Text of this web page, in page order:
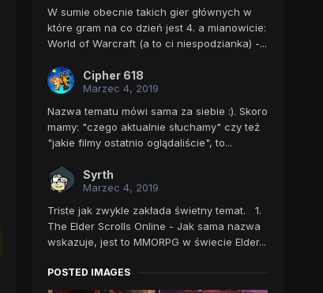
W sumie obecnie takich gier głównych w
które gram na co dzień jest 4. a mianowicie:
World of Warcraft (a to ci niespodzianka) -...
Cipher 618
Marzec 4, 2019
Nazwa tematu mówi sama za siebie :). Skoro
mamy: "czego aktualnie słuchamy" czy też
"jakie filmy ostatnio oglądaliście", to...
Syrth
Marzec 4, 2019
Triste jak zwykle zakłada świetny temat. 1.
The Elder Scrolls Online - Jak sama nazwa
wskazuje, jest to MMORPG w świecie Elder...
POSTED IMAGES